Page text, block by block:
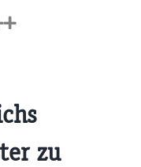
zu